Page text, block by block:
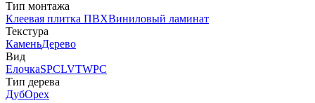
Тип монтажа
Клеевая плитка ПВХВиниловый ламинат
Текстура
КаменьДерево
Вид
ЕлочкаSPCLVTWPC
Тип дерева
ДубОрех